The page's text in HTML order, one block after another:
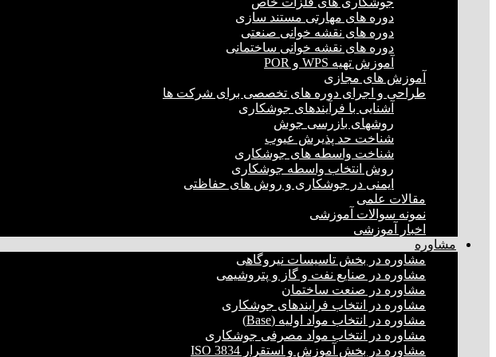
دوره های مهارتی مستند سازی
دوره های نقشه خوانی صنعتی
دوره های نقشه خوانی ساختمانی
آموزش تهیه WPS و POR
آموزش های مجازی
طراحی و اجرای دوره های تخصصی برای شرکت ها
آشنایی با فرآیندهای جوشکاری
روشهای بازرسی جوش
شناخت حد پذیرش عیوب
شناخت واسطه های جوشکاری
روش انتخاب واسطه جوشکاری
ایمنی در جوشکاری و روش های حفاظتی
مقالات علمی
نمونه سوالات آموزشی
اخبار آموزشی
مشاوره
مشاوره در بخش تاسیسات نیروگاهی
مشاوره در صنایع نفت و گاز و پتروشیمی
مشاوره در صنعت ساختمان
مشاوره در انتخاب فرایند‌های جوشکاری
مشاوره در انتخاب مواد اولیه (Base)
مشاوره در انتخاب مواد مصرفی جوشکاری
مشاوره در بخش آموزش و استقرار ISO 3834